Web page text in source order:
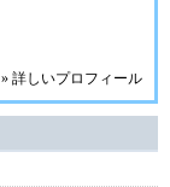
» 詳しいプロフィール